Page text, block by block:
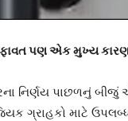
પણ એક મુખ્ય
નિર્ણય પાછળનું
ગ્રાહકો માટે